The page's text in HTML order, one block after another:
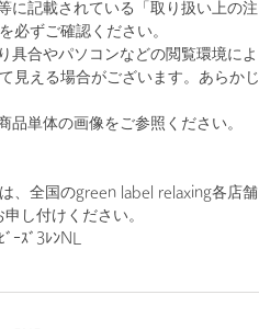
に記載されている「取り扱い上の注
必ずご確認ください。
具合やパソコンなどの閲覧環境によ
見える場合がございます。あらかじ
単体の画像をご参照ください。
、全国のgreen label relaxing各店舗
し付けください。
ｰｽﾞ3ﾚﾝNL